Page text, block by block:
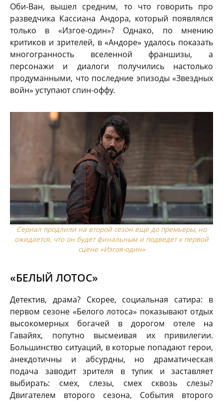
Оби-Ван, вышел средним, то что говорить про
разведчика Кассиана Андора, который появлялся
только в «Изгое-один»? Однако, по мнению
критиков и зрителей, в «Андоре» удалось показать
многогранность вселенной франшизы, а
персонажи и диалоги получились настолько
продуманными, что последние эпизоды «Звездных
войн» уступают спин-оффу.
Сериал продлили на второй сезон еще до премьеры, но
ожидается, что он будет финальным и подведет к первой
сцене «Изгоя-один»
«БЕЛЫЙ ЛОТОС»
Детектив, драма? Скорее, социальная сатира: в
первом сезоне «Белого лотоса» показывают отдых
высокомерных богачей в дорогом отеле на
Гавайях, попутно высмеивая их привилегии.
Большинство ситуаций, в которые попадают герои,
анекдотичны и абсурдны, но драматическая
подача заводит зрителя в тупик и заставляет
выбирать: смех, слезы, смех сквозь слезы?
Двигателем второго сезона, События второго